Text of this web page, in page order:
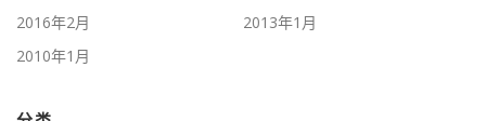
2016年2月
2013年1月
2010年1月